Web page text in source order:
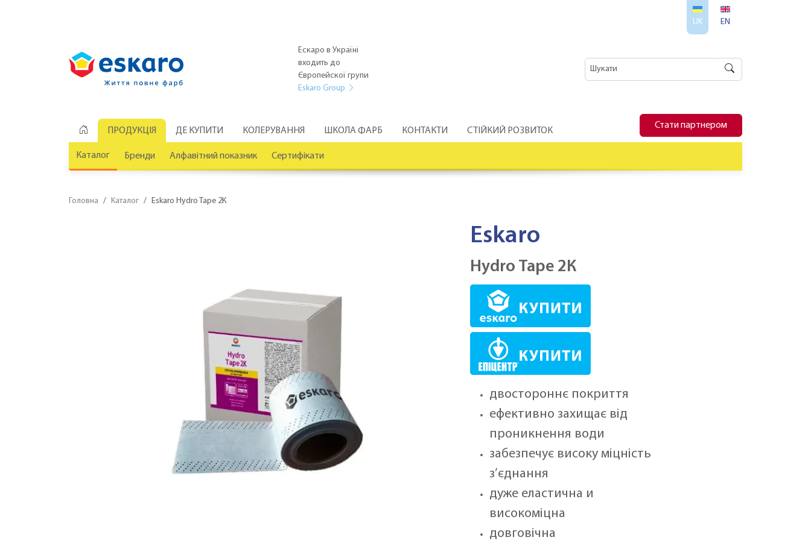
UK EN
Ескаро в Україні
входить до
Європейскої групи
Eskaro Group
ПРОДУКЦІЯ ДЕ КУПИТИ КОЛЕРУВАННЯ ШКОЛА ФАРБ КОНТАКТИ СТІЙКИЙ РОЗВИТОК
Стати партнером
Каталог Бренди Алфавітний показник Сертифікати
Головна Каталог Eskaro Hydro Tape 2К
Eskaro
Hydro Tape 2К
двостороннє покриття
ефективно захищає від
проникнення води
забезпечує високу міцність
з’єднання
дуже еластична и
високоміцна
довговічна